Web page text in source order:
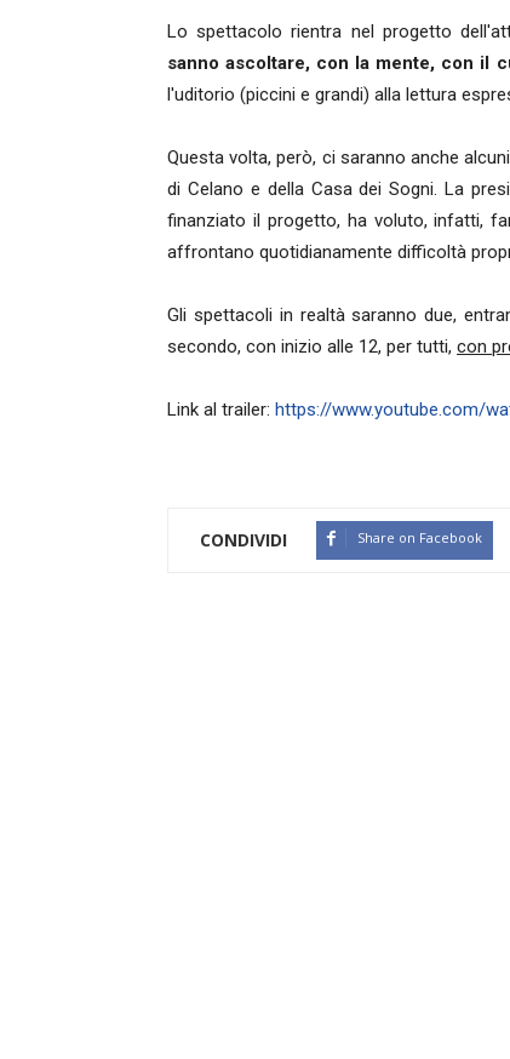
Lo spettacolo rientra nel progetto
sanno ascoltare, con la mente, con il
l'uditorio (piccini e grandi) alla lettura
Questa volta, però, ci saranno anche
di Celano e della Casa dei Sogni. La
finanziato il progetto, ha voluto, infatti,
affrontano quotidianamente difficoltà
Gli spettacoli in realtà saranno due,
secondo, con inizio alle 12, per tutti, con
Link al trailer: https://www.youtube.com/
CONDIVIDI Share on Facebook